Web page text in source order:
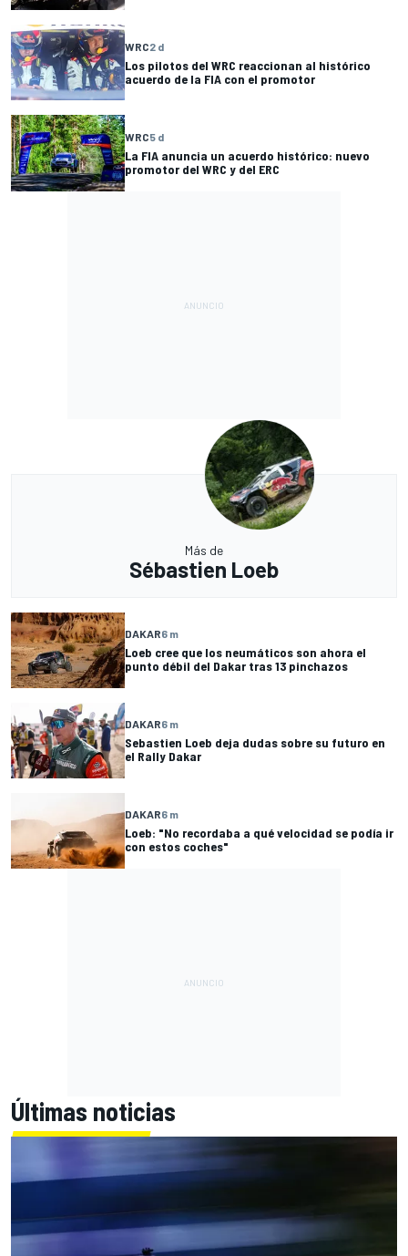
WRC2 d
Los pilotos del WRC reaccionan al histórico
acuerdo de la FIA con el promotor
WRC5 d
La FIA anuncia un acuerdo histórico: nuevo
promotor del WRC y del ERC
Más de
Sébastien Loeb
DAKAR6 m
Loeb cree que los neumáticos son ahora el
punto débil del Dakar tras 13 pinchazos
DAKAR6 m
Sebastien Loeb deja dudas sobre su futuro en
el Rally Dakar
DAKAR6 m
Loeb: "No recordaba a qué velocidad se podía ir
con estos coches"
Últimas noticias